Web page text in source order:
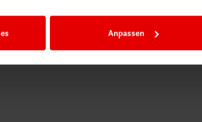
Anpassen
eine